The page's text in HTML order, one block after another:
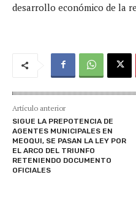
desarrollo económico de la
Artículo anterior
SIGUE LA PREPOTENCIA DE
AGENTES MUNICIPALES EN
MEOQUI, SE PASAN LA LEY POR
EL ARCO DEL TRIUNFO
RETENIENDO DOCUMENTO
OFICIALES